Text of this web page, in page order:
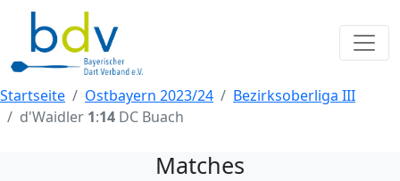
Startseite Ostbayern 2023/24
Bezirksoberliga III
d'Waidler 1:14 DC Buach
Matches